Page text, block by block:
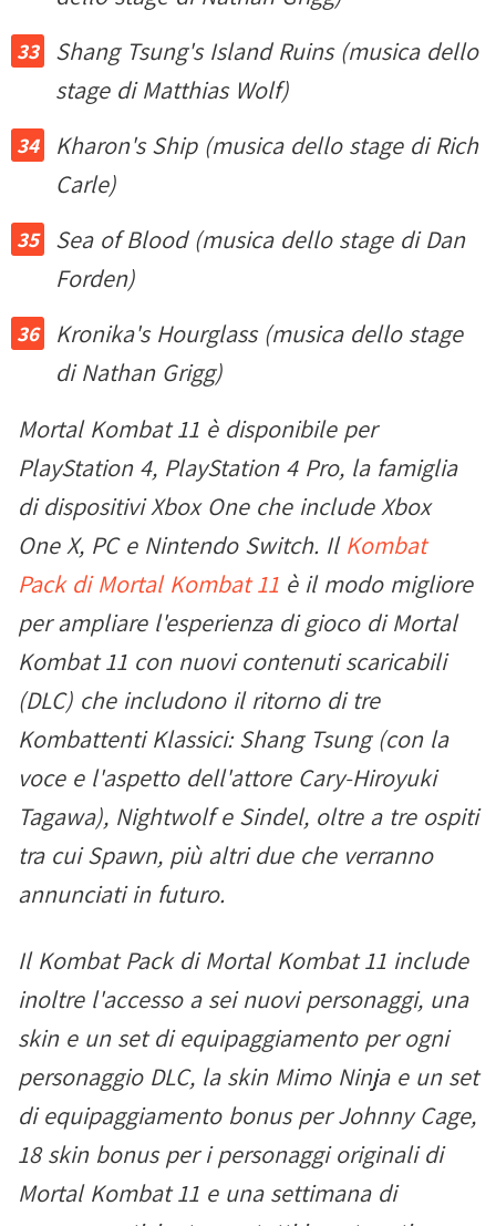
Shang Tsung's Island Ruins (musica dello
stage di Matthias Wolf)
Kharon's Ship (musica dello stage di Rich
Carle)
Sea of Blood (musica dello stage di Dan
Forden)
Kronika's Hourglass (musica dello stage
di Nathan Grigg)
Mortal Kombat 11 è disponibile per
PlayStation 4, PlayStation 4 Pro, la famiglia
di dispositivi Xbox One che include Xbox
One X, PC e Nintendo Switch. Il Kombat
Pack di Mortal Kombat 11 è il modo migliore
per ampliare l'esperienza di gioco di Mortal
Kombat 11 con nuovi contenuti scaricabili
(DLC) che includono il ritorno di tre
Kombattenti Klassici: Shang Tsung (con la
voce e l'aspetto dell'attore Cary-Hiroyuki
Tagawa), Nightwolf e Sindel, oltre a tre ospiti
tra cui Spawn, più altri due che verranno
annunciati in futuro.
Il Kombat Pack di Mortal Kombat 11 include
inoltre l'accesso a sei nuovi personaggi, una
skin e un set di equipaggiamento per ogni
personaggio DLC, la skin Mimo Ninja e un set
di equipaggiamento bonus per Johnny Cage,
18 skin bonus per i personaggi originali di
Mortal Kombat 11 e una settimana di